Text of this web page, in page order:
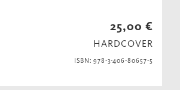
25,00 €
HARDCOVER
ISBN: 978-3-406-80657-5